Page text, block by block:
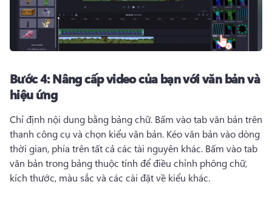
Bước 4:Nâng cấp video của bạn với văn bản và
hiệu ứng
Chỉ định nội dung bằng bảng chữ. Bấm vào tab văn bản trên
thanh công cụ và chọn kiểu văn bản. Kéo văn bản vào dòng
thời gian, phía trên tất cả các tài nguyên khác. Bấm vào tab
văn bản trong bảng thuộc tính để điều chỉnh phông chữ,
kích thước, màu sắc và các cài đặt về kiểu khác.